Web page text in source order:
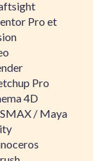
Pro et
Pro
4D
/ Maya